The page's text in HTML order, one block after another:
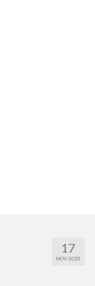
17
NOV 2020